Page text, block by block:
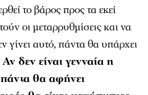
γίνει αυτό, πάντα θα υπάρχει
Αν δεν είναι γενναία η
θα αφήνει
θα είναι καχύποπτες